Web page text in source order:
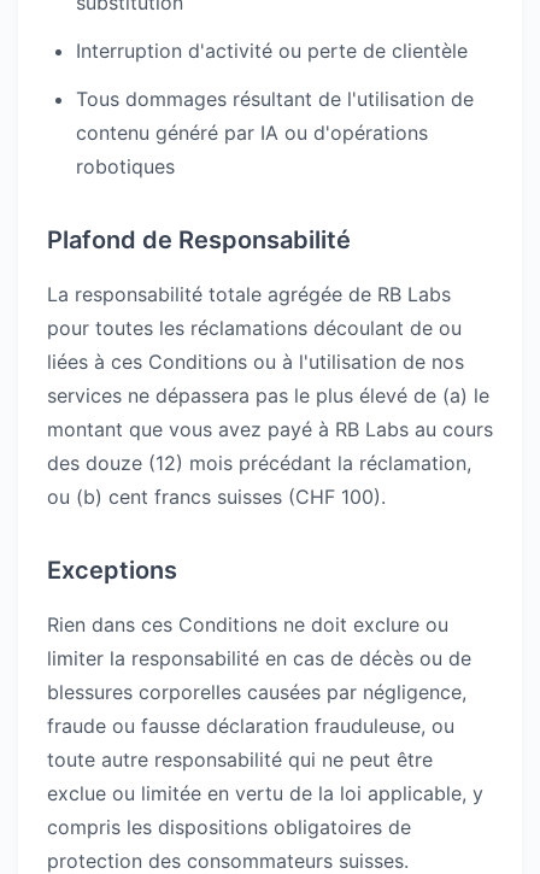
Interruption d'activité ou perte de clientèle
Tous dommages résultant de l'utilisation de
contenu généré par IA ou d'opérations
robotiques
Plafond de Responsabilité
La responsabilité totale agrégée de RB Labs
pour toutes les réclamations découlant de ou
liées à ces Conditions ou à l'utilisation de nos
services ne dépassera pas le plus élevé de (a) le
montant que vous avez payé à RB Labs au cours
des douze (12) mois précédant la réclamation,
ou (b) cent francs suisses (CHF 100).
Exceptions
Rien dans ces Conditions ne doit exclure ou
limiter la responsabilité en cas de décès ou de
blessures corporelles causées par négligence,
fraude ou fausse déclaration frauduleuse, ou
toute autre responsabilité qui ne peut être
exclue ou limitée en vertu de la loi applicable, y
compris les dispositions obligatoires de
protection des consommateurs suisses.